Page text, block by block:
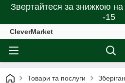
Звертайтеся за знижкою
-15
CleverMarket
Товари та послуги